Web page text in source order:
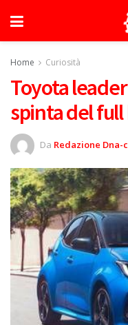
Home Curiosità
Toyota
spinta del
Da Redazione Dna-